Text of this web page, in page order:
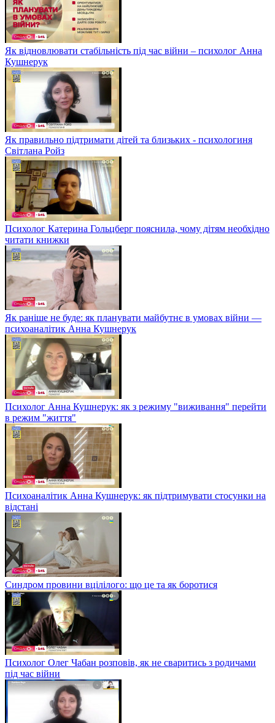
Як відновлювати стабільність під час війни – психолог Анна
Кушнерук
Як правильно підтримати дітей та близьких - психологиня
Світлана Ройз
Психолог Катерина Гольцберг пояснила, чому дітям необхідно
читати книжки
Як раніше не буде: як планувати майбутнє в умовах війни —
психоаналітик Анна Кушнерук
Психолог Анна Кушнерук: як з режиму "виживання" перейти
в режим "життя"
Психоаналітик Анна Кушнерук: як підтримувати стосунки на
відстані
Синдром провини вцілілого: що це та як боротися
Психолог Олег Чабан розповів, як не сваритись з родичами
під час війни